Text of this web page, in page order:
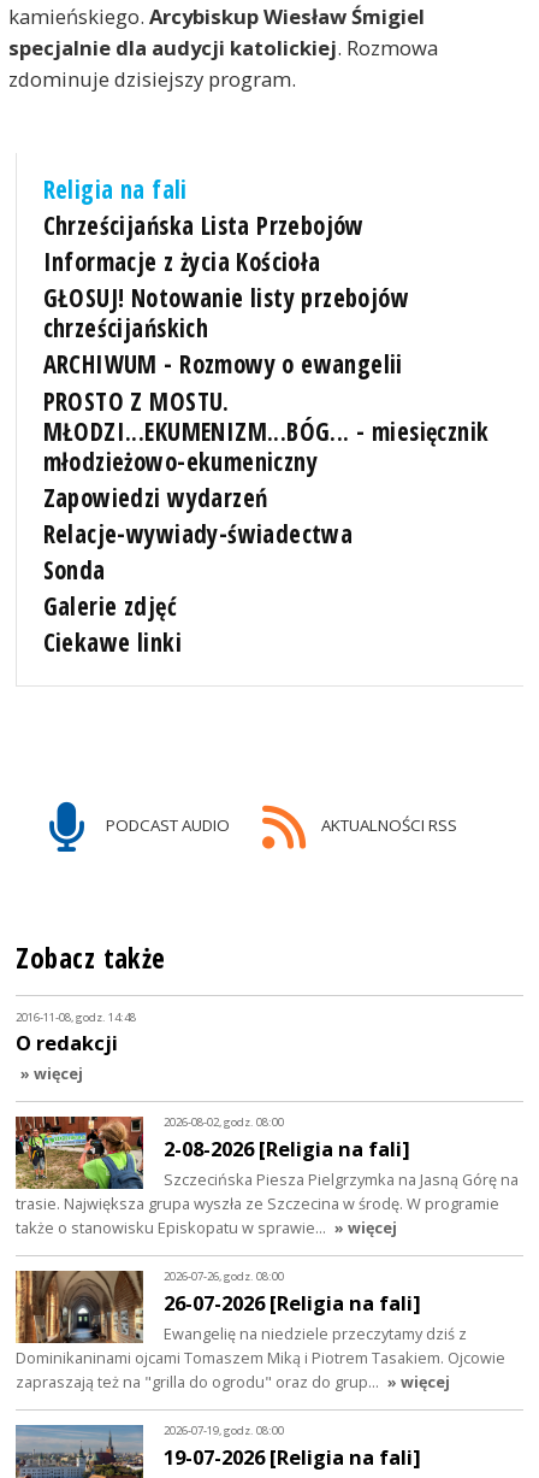
kamieńskiego. Arcybiskup Wiesław Śmigiel
specjalnie dla audycji katolickiej. Rozmowa
zdominuje dzisiejszy program.
Religia na fali
Chrześcijańska Lista Przebojów
Informacje z życia Kościoła
GŁOSUJ! Notowanie listy przebojów
chrześcijańskich
ARCHIWUM - Rozmowy o ewangelii
PROSTO Z MOSTU.
MŁODZI...EKUMENIZM...BÓG... - miesięcznik
młodzieżowo-ekumeniczny
Zapowiedzi wydarzeń
Relacje-wywiady-świadectwa
Sonda
Galerie zdjęć
Ciekawe linki
PODCAST AUDIO AKTUALNOŚCI RSS
Zobacz także
2016-11-08, godz. 14:48
O redakcji
» więcej
2026-08-02, godz. 08:00
2-08-2026 [Religia na fali]
Szczecińska Piesza Pielgrzymka na Jasną Górę na
trasie. Największa grupa wyszła ze Szczecina w środę. W programie
także o stanowisku Episkopatu w sprawie… » więcej
2026-07-26, godz. 08:00
26-07-2026 [Religia na fali]
Ewangelię na niedziele przeczytamy dziś z
Dominikaninami ojcami Tomaszem Miką i Piotrem Tasakiem. Ojcowie
zapraszają też na "grilla do ogrodu" oraz do grup… » więcej
2026-07-19, godz. 08:00
19-07-2026 [Religia na fali]